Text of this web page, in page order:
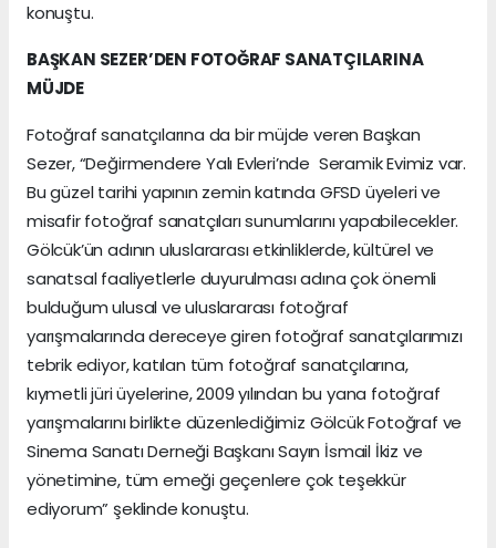
konuştu.
BAŞKAN SEZER’DEN FOTOĞRAF SANATÇILARINA
MÜJDE
Fotoğraf sanatçılarına da bir müjde veren Başkan
Sezer, “Değirmendere Yalı Evleri’nde Seramik Evimiz var.
Bu güzel tarihi yapının zemin katında GFSD üyeleri ve
misafir fotoğraf sanatçıları sunumlarını yapabilecekler.
Gölcük’ün adının uluslararası etkinliklerde, kültürel ve
sanatsal faaliyetlerle duyurulması adına çok önemli
bulduğum ulusal ve uluslararası fotoğraf
yarışmalarında dereceye giren fotoğraf sanatçılarımızı
tebrik ediyor, katılan tüm fotoğraf sanatçılarına,
kıymetli jüri üyelerine, 2009 yılından bu yana fotoğraf
yarışmalarını birlikte düzenlediğimiz Gölcük Fotoğraf ve
Sinema Sanatı Derneği Başkanı Sayın İsmail İkiz ve
yönetimine, tüm emeği geçenlere çok teşekkür
ediyorum” şeklinde konuştu.